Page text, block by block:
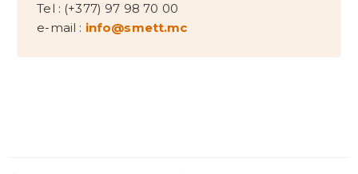
Tel : (+377) 97 98 70 00
e-mail : info@smett.mc